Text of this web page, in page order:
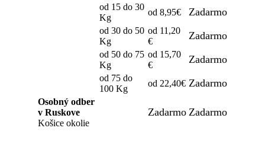
od 15 do 30
Kg
od 8,95€ Zadarmo
od 30 do 50
Kg
od 11,20
€
Zadarmo
od 50 do 75
Kg
od 15,70
€
Zadarmo
od 75 do
100 Kg
od 22,40€ Zadarmo
Osobný odber
v Ruskove
Košice okolie
Zadarmo Zadarmo